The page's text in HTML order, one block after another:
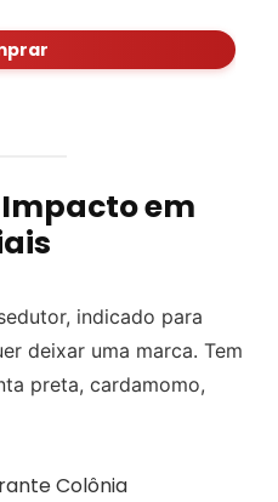
Impacto em
indicado para
deixar uma marca. Tem
preta, cardamomo,
Colônia